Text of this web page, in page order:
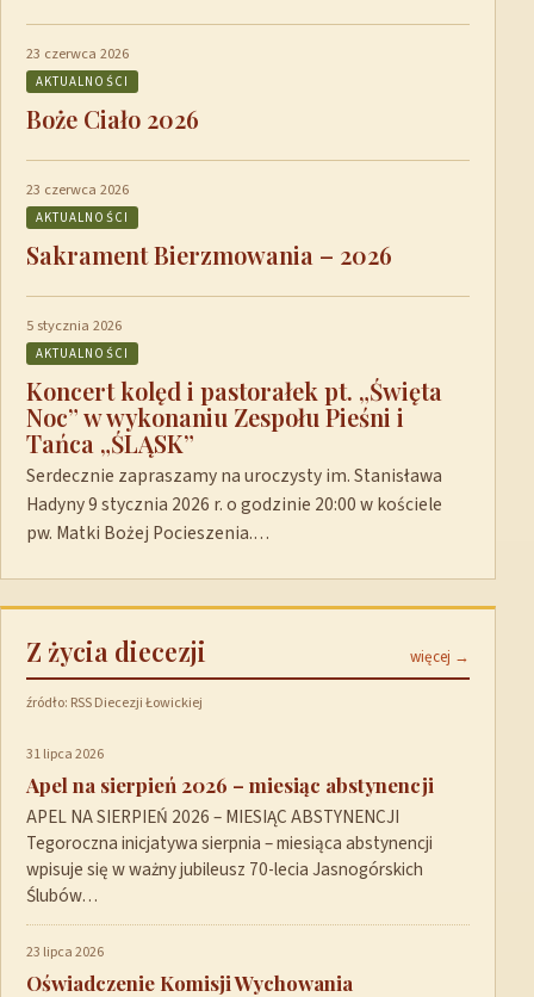
23 czerwca 2026
AKTUALNOŚCI
Boże Ciało 2026
23 czerwca 2026
AKTUALNOŚCI
Sakrament Bierzmowania – 2026
5 stycznia 2026
AKTUALNOŚCI
Koncert kolęd i pastorałek pt. „Święta
Noc” w wykonaniu Zespołu Pieśni i
Tańca „ŚLĄSK”
Serdecznie zapraszamy na uroczysty im. Stanisława
Hadyny 9 stycznia 2026 r. o godzinie 20:00 w kościele
pw. Matki Bożej Pocieszenia.…
Z życia diecezji więcej →
źródło: RSS Diecezji Łowickiej
31 lipca 2026
Apel na sierpień 2026 – miesiąc abstynencji
APEL NA SIERPIEŃ 2026 – MIESIĄC ABSTYNENCJI
Tegoroczna inicjatywa sierpnia – miesiąca abstynencji
wpisuje się w ważny jubileusz 70-lecia Jasnogórskich
Ślubów…
23 lipca 2026
Oświadczenie Komisji Wychowania